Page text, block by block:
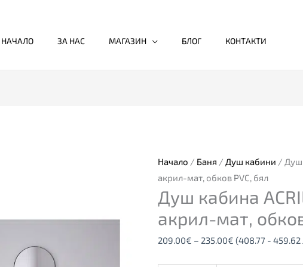
НАЧАЛО ЗА НАС МАГАЗИН БЛОГ КОНТАКТИ
Начало / Баня / Душ кабини / Душ
акрил-мат, обков PVC, бял
Душ кабина
акрил-мат,
209.00€ – 235.00€
through
235.00€
(408.77 - 459.62
кабина
ACRIL
Doccia,
1.8
мм
акрил-